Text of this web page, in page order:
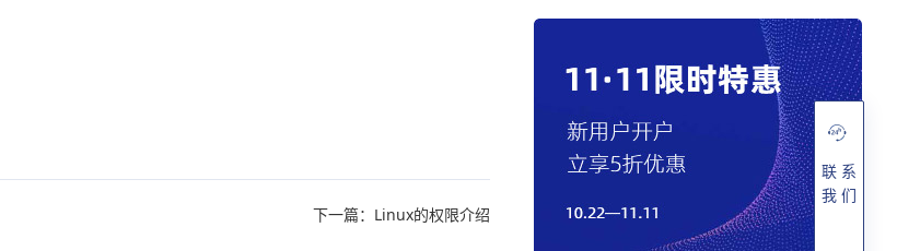
下一篇：Linux的权限介绍
联 系
我 们